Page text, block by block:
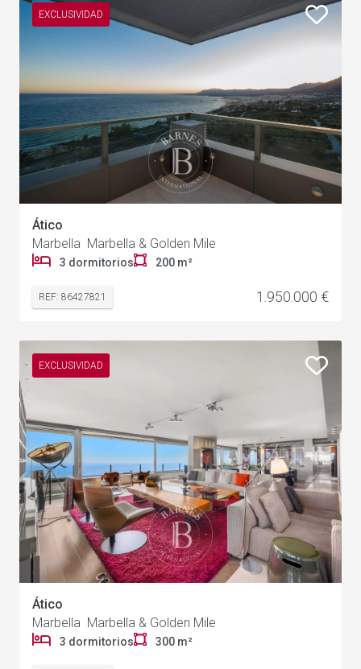
EXCLUSIVIDAD
Ático
Marbella Marbella & Golden Mile
3 dormitorios 200 m²
REF: 86427821 1.950.000 €
EXCLUSIVIDAD
Ático
Marbella Marbella & Golden Mile
3 dormitorios 300 m²